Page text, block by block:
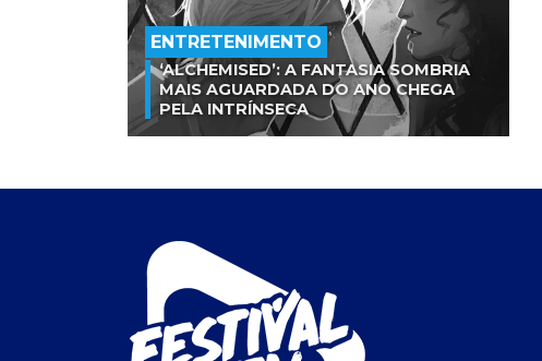
ENTRETENIMENTO
‘ALCHEMISED’: A FANTASIA SOMBRIA
MAIS AGUARDADA DO ANO CHEGA
PELA INTRÍNSECA